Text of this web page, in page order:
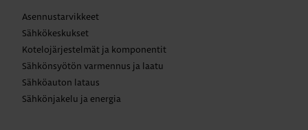
Asennustarvikkeet
Sähkökeskukset
Kotelojärjestelmät ja komponentit
Sähkönsyötön varmennus ja laatu
Sähköauton lataus
Sähkönjakelu ja energia